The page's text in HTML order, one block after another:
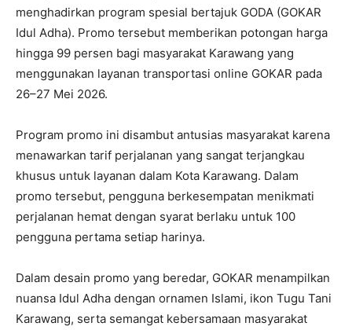
menghadirkan program spesial bertajuk GODA (GOKAR
Idul Adha). Promo tersebut memberikan potongan harga
hingga 99 persen bagi masyarakat Karawang yang
menggunakan layanan transportasi online GOKAR pada
26–27 Mei 2026.
Program promo ini disambut antusias masyarakat karena
menawarkan tarif perjalanan yang sangat terjangkau
khusus untuk layanan dalam Kota Karawang. Dalam
promo tersebut, pengguna berkesempatan menikmati
perjalanan hemat dengan syarat berlaku untuk 100
pengguna pertama setiap harinya.
Dalam desain promo yang beredar, GOKAR menampilkan
nuansa Idul Adha dengan ornamen Islami, ikon Tugu Tani
Karawang, serta semangat kebersamaan masyarakat